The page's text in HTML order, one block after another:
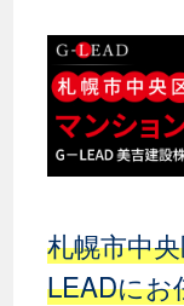
札幌市中
LEADにお